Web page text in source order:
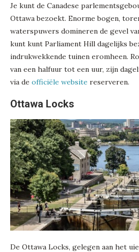
Je kunt de Canadese
Ottawa bezoekt. Enorme bogen,
waterspuwers domineren de gevel
kunt kunt Parliament Hill dagelijks
indrukwekkende tuinen eromheen.
van een halfuur tot een uur, zijn
via de officiële website reserveren.
Ottawa Locks
De Ottawa Locks, gelegen aan het